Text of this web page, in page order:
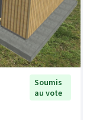
Soumis
au vote